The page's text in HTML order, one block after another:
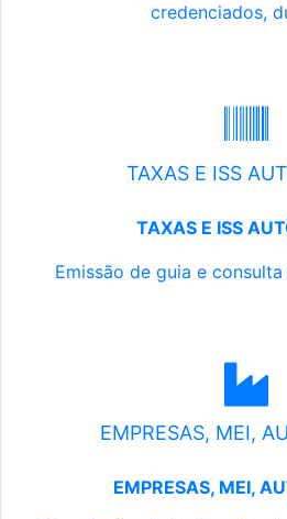
credenciados,
TAXAS E ISS
TAXAS E ISS
Emissão de guia e
EMPRESAS, MEI,
EMPRESAS, MEI,